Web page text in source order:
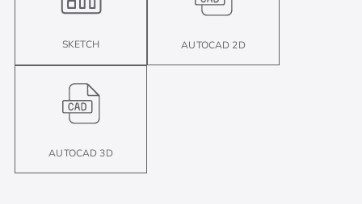
SKETCH AUTOCAD 2D
AUTOCAD 3D